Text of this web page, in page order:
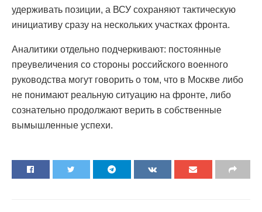
удерживать позиции, а ВСУ сохраняют тактическую
инициативу сразу на нескольких участках фронта.
Аналитики отдельно подчеркивают: постоянные
преувеличения со стороны российского военного
руководства могут говорить о том, что в Москве либо
не понимают реальную ситуацию на фронте, либо
сознательно продолжают верить в собственные
вымышленные успехи.